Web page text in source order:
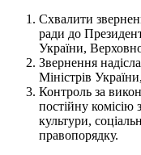
Схвалити
ради до
України,
Звернення
Міністрів
Контроль за
постійну комісію
культури,
правопорядку.